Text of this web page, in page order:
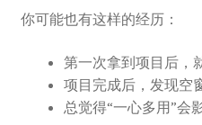
你可能也有这样的经历：
第一次拿到项目后，
项目完成后，发现空
总觉得“一心多用”会